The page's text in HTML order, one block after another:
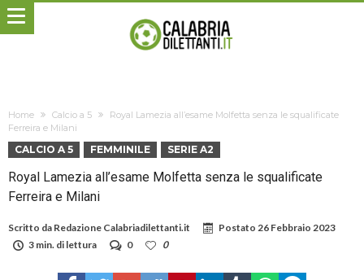
Home Calcio a 5
Royal Lamezia all’esame Molfetta senza le squalificate
Ferreira e Milani
CALCIO A 5 FEMMINILE SERIE A2
Royal Lamezia all’esame Molfetta senza le squalificate
Ferreira e Milani
Scritto da Redazione Calabriadilettanti.it Postato 26 Febbraio 2023
3 min. di lettura
0 0